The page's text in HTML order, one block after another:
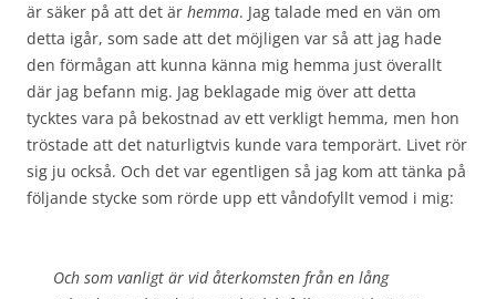
är säker på att det är hemma. Jag talade med en vän om
detta igår, som sade att det möjligen var så att jag hade
den förmågan att kunna känna mig hemma just överallt
där jag befann mig. Jag beklagade mig över att detta
tycktes vara på bekostnad av ett verkligt hemma, men hon
tröstade att det naturligtvis kunde vara temporärt. Livet rör
sig ju också. Och det var egentligen så jag kom att tänka på
följande stycke som rörde upp ett våndofyllt vemod i mig:
Och som vanligt är vid återkomsten från en lång